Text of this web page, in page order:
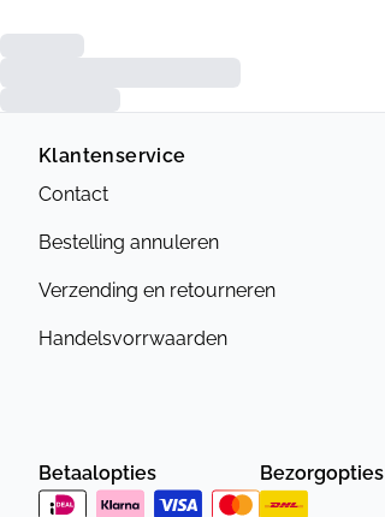
Klantenservice
Contact
Bestelling annuleren
Verzending en retourneren
Handelsvorrwaarden
Betaalopties Bezorgopties